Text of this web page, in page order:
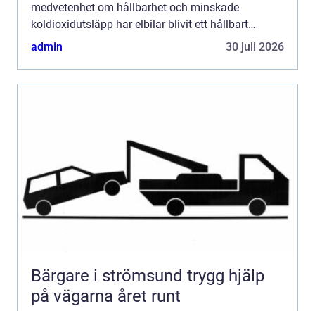
medvetenhet om hållbarhet och minskade
koldioxidutsläpp har elbilar blivit ett hållbart
transportalternativ som fler och fler v&aum...
admin 30 juli 2026
Bärgare i strömsund trygg hjälp
på vägarna året runt